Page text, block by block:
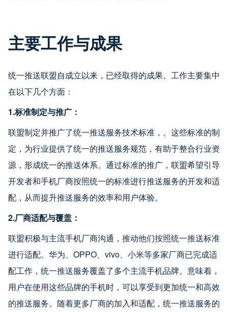
主要工作与成果
统一推送联盟自成立以来，已经取得的成果。工作主要集中
在以下几个方面：
1.标准制定与推广：
联盟制定并推广了统一推送服务技术标准，。这些标准的制
定，为行业提供了统一的推送服务规范，有助于整合行业资
源，形成统一的推送体系。通过标准的推广，联盟希望引导
开发者和手机厂商按照统一的标准进行推送服务的开发和适
配，从而提升推送服务的效率和用户体验。
2.厂商适配与覆盖：
联盟积极与主流手机厂商沟通，推动他们按照统一推送标准
进行适配。华为、OPPO、vivo、小米等多家厂商已完成适
配工作，统一推送服务覆盖了多个主流手机品牌。意味着，
用户在使用这些品牌的手机时，可以享受到更加统一和高效
的推送服务。随着更多厂商的加入和适配，统一推送服务的